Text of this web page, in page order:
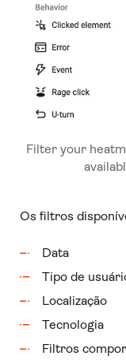
Filter your
Os filtros
Data
Tipo de
Localização
Tecnologia
Filtros